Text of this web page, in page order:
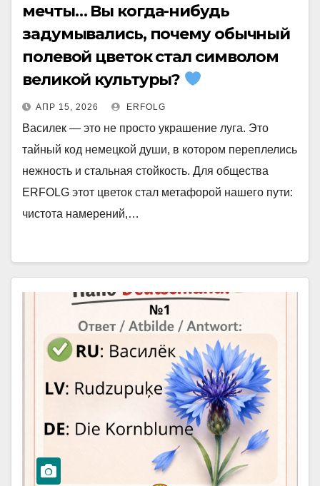
мечты… Вы когда-нибудь
задумывались, почему обычный
полевой цветок стал символом
великой культуры?
АПР 15, 2026 ERFOLG
Василек — это не просто украшение луга. Это
тайный код немецкой души, в котором переплелись
нежность и стальная стойкость. Для общества
ERFOLG этот цветок стал метафорой нашего пути:
чистота намерений,…